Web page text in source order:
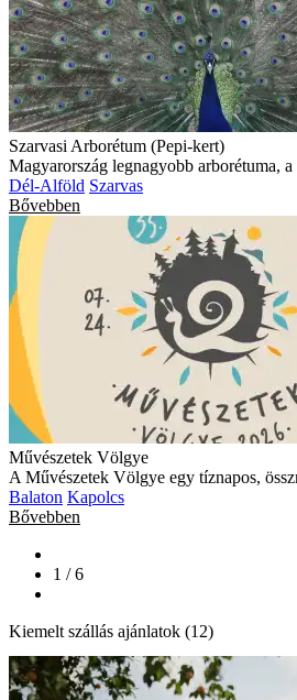
Szarvasi Arborétum (Pepi-kert)
Magyarország legnagyobb arborétuma,
Dél-Alföld Szarvas
Bővebben
Művészetek Völgye
A Művészetek Völgye egy tíznapos,
Balaton Kapolcs
Bővebben
1 / 6
Kiemelt szállás ajánlatok (12)